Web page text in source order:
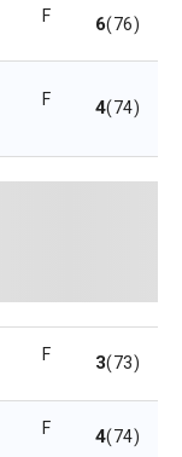
F 6(76)
F 4(74)
F 3(73)
F 4(74)